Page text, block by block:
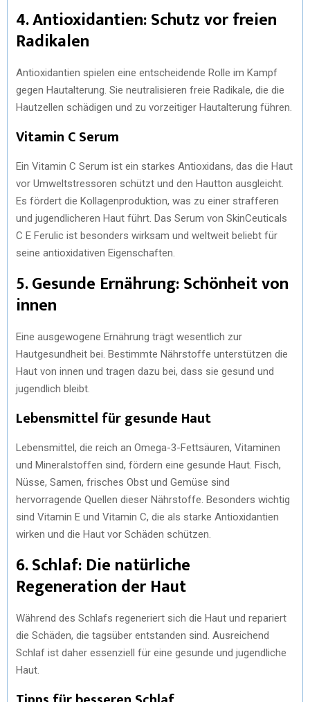
4. Antioxidantien: Schutz vor freien
Radikalen
Antioxidantien spielen eine entscheidende Rolle im Kampf
gegen Hautalterung. Sie neutralisieren freie Radikale, die die
Hautzellen schädigen und zu vorzeitiger Hautalterung führen.
Vitamin C Serum
Ein Vitamin C Serum ist ein starkes Antioxidans, das die Haut
vor Umweltstressoren schützt und den Hautton ausgleicht.
Es fördert die Kollagenproduktion, was zu einer strafferen
und jugendlicheren Haut führt. Das Serum von SkinCeuticals
C E Ferulic ist besonders wirksam und weltweit beliebt für
seine antioxidativen Eigenschaften.
5. Gesunde Ernährung: Schönheit von
innen
Eine ausgewogene Ernährung trägt wesentlich zur
Hautgesundheit bei. Bestimmte Nährstoffe unterstützen die
Haut von innen und tragen dazu bei, dass sie gesund und
jugendlich bleibt.
Lebensmittel für gesunde Haut
Lebensmittel, die reich an Omega-3-Fettsäuren, Vitaminen
und Mineralstoffen sind, fördern eine gesunde Haut. Fisch,
Nüsse, Samen, frisches Obst und Gemüse sind
hervorragende Quellen dieser Nährstoffe. Besonders wichtig
sind Vitamin E und Vitamin C, die als starke Antioxidantien
wirken und die Haut vor Schäden schützen.
6. Schlaf: Die natürliche
Regeneration der Haut
Während des Schlafs regeneriert sich die Haut und repariert
die Schäden, die tagsüber entstanden sind. Ausreichend
Schlaf ist daher essenziell für eine gesunde und jugendliche
Haut.